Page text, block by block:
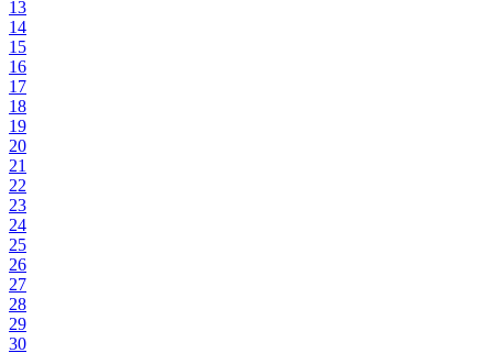
13
14
15
16
17
18
19
20
21
22
23
24
25
26
27
28
29
30